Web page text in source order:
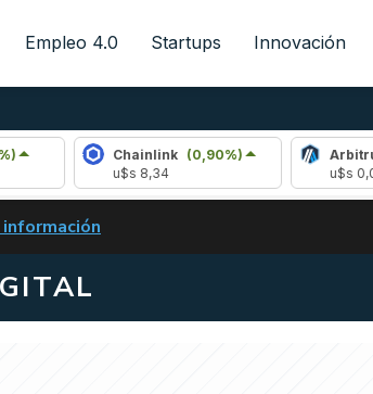
Empleo 4.0 Startups Innovación
Chainlink (0,90%)
Arbitrum
ACT EN ARGENTINA: IMPACTO EN
información